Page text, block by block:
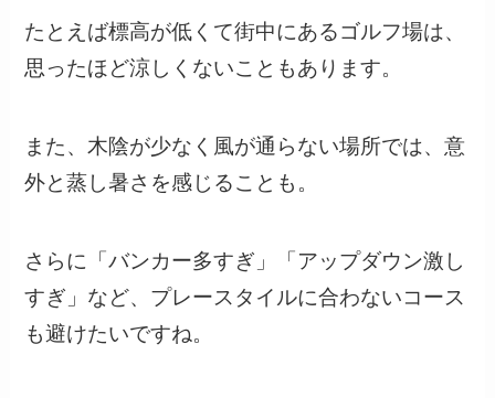
たとえば標高が低くて街中にあるゴルフ場は、
思ったほど涼しくないこともあります。
また、木陰が少なく風が通らない場所では、意
外と蒸し暑さを感じることも。
さらに「バンカー多すぎ」「アップダウン激し
すぎ」など、プレースタイルに合わないコース
も避けたいですね。